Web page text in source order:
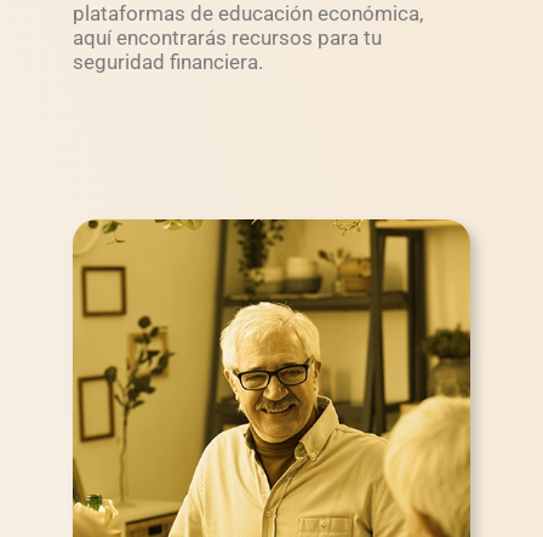
plataformas de educación económica,
aquí encontrarás recursos para tu
seguridad financiera.